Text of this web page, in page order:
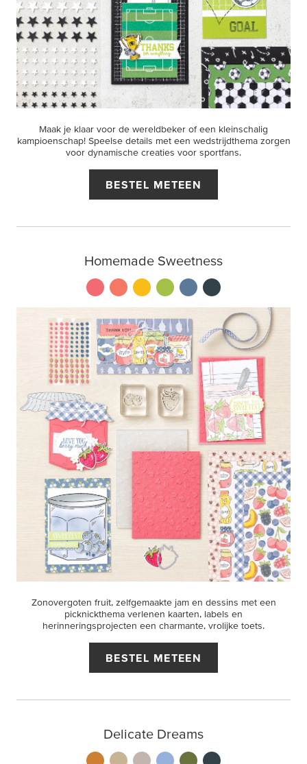
Maak je klaar voor de wereldbeker of een kleinschalig
kampioenschap! Speelse details met een wedstrijdthema zorgen
voor dynamische creaties voor sportfans.
BESTEL METEEN
Homemade Sweetness
Zonovergoten fruit, zelfgemaakte jam en dessins met een
picknickthema verlenen kaarten, labels en
herinneringsprojecten een charmante, vrolijke toets.
BESTEL METEEN
Delicate Dreams